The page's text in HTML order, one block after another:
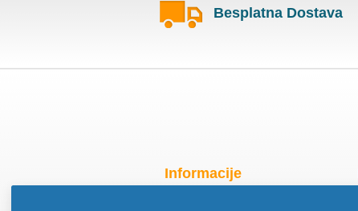
Besplatna Dostava
Informacije